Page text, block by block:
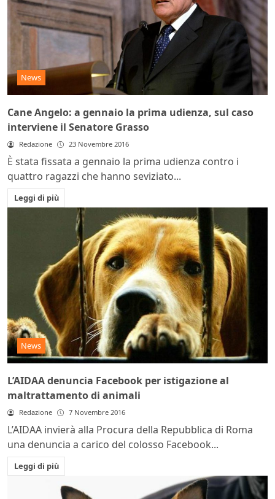
News
Cane Angelo: a gennaio la prima udienza, sul caso
interviene il Senatore Grasso
Redazione 23 Novembre 2016
È stata fissata a gennaio la prima udienza contro i
quattro ragazzi che hanno seviziato...
Leggi di più
News
L’AIDAA denuncia Facebook per istigazione al
maltrattamento di animali
Redazione 7 Novembre 2016
L’AIDAA invierà alla Procura della Repubblica di Roma
una denuncia a carico del colosso Facebook...
Leggi di più